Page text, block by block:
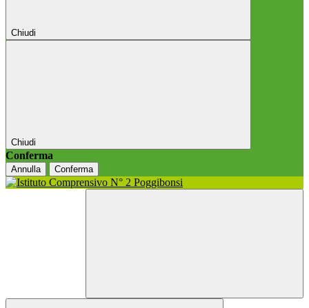
Chiudi
Chiudi
Conferma
Annulla Conferma